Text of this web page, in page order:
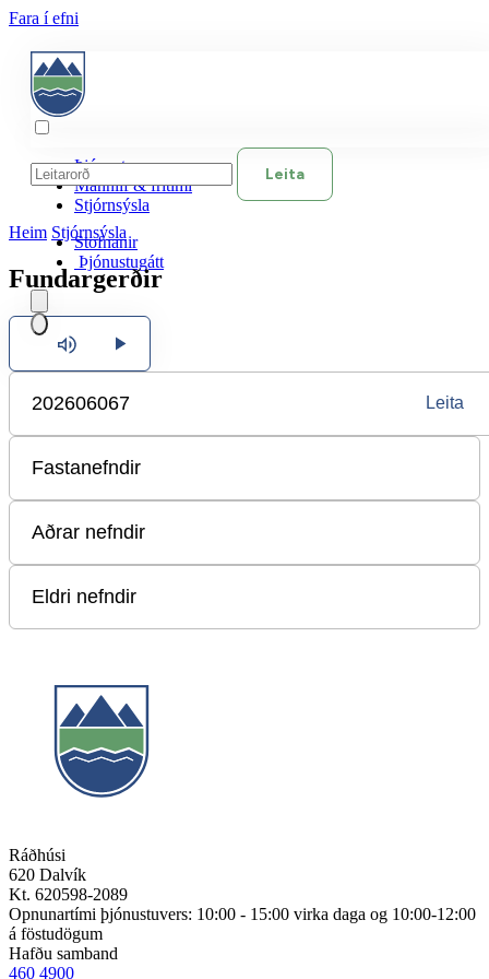
Fara í efni
Þjónusta
Mannlíf & frítími
Stjórnsýsla
Stofnanir
Þjónustugátt
Leita
Heim Stjórnsýsla
Fundargerðir
Hlusta
Leita
Ráðhúsi
620 Dalvík
Kt. 620598-2089
Opnunartími þjónustuvers: 10:00 - 15:00 virka daga og 10:00-12:00
á föstudögum
Hafðu samband
460 4900